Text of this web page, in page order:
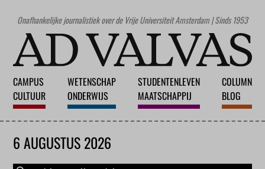
Onafhankelijke journalistiek over de Vrije Universiteit Amsterdam | Sinds 1953
CAMPUS
CULTUUR
WETENSCHAP
ONDERWIJS
STUDENTENLEVEN
MAATSCHAPPIJ
COLUMN
BLOG
6 AUGUSTUS 2026